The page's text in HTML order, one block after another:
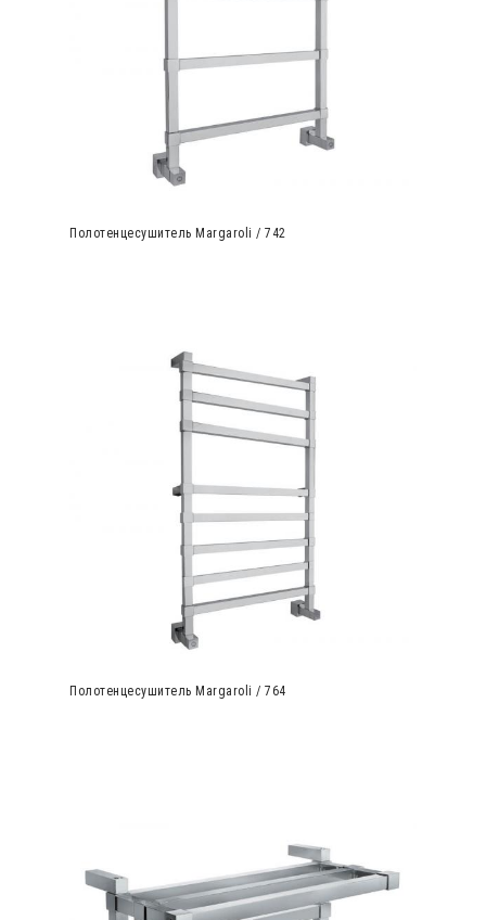
Полотенцесушитель Margaroli / 742
Полотенцесушитель Margaroli / 764